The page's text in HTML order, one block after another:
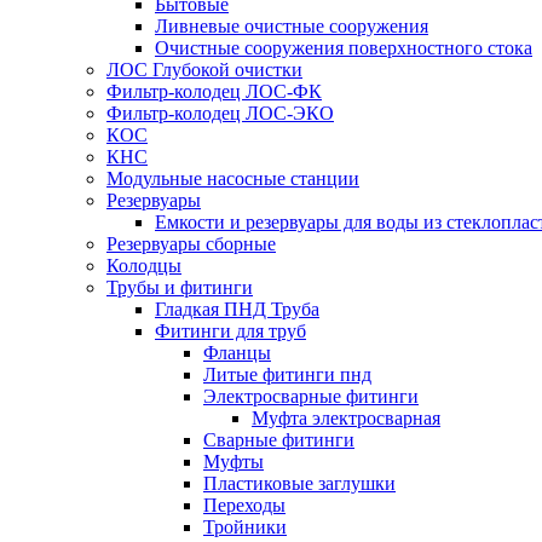
Бытовые
Ливневые очистные сооружения
Очистные сооружения поверхностного стока
ЛОС Глубокой очистки
Фильтр-колодец ЛОС-ФК
Фильтр-колодец ЛОС-ЭКО
КОС
КНС
Модульные насосные станции
Резервуары
Емкости и резервуары для воды из
Резервуары сборные
Колодцы
Трубы и фитинги
Гладкая ПНД Труба
Фитинги для труб
Фланцы
Литые фитинги пнд
Электросварные фитинги
Муфта электросварная
Сварные фитинги
Муфты
Пластиковые заглушки
Переходы
Тройники